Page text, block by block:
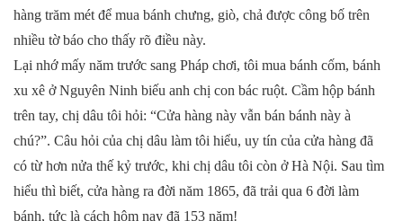
hàng trăm mét để mua bánh chưng, giò, chả được công bố trên
nhiều tờ báo cho thấy rõ điều này.
Lại nhớ mấy năm trước sang Pháp chơi, tôi mua bánh cốm, bánh
xu xê ở Nguyên Ninh biếu anh chị con bác ruột. Cầm hộp bánh
trên tay, chị dâu tôi hỏi: “Cửa hàng này vẫn bán bánh này à
chú?”. Câu hỏi của chị dâu làm tôi hiểu, uy tín của cửa hàng đã
có từ hơn nửa thế kỷ trước, khi chị dâu tôi còn ở Hà Nội. Sau tìm
hiểu thì biết, cửa hàng ra đời năm 1865, đã trải qua 6 đời làm
bánh, tức là cách hôm nay đã 153 năm!